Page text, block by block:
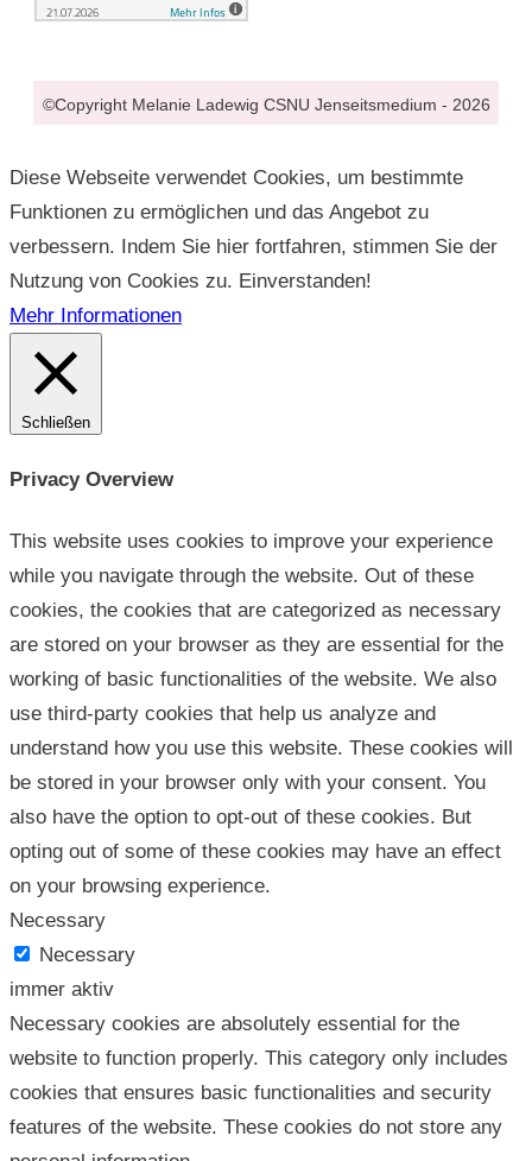
©Copyright Melanie Ladewig CSNU Jenseitsmedium - 2026
Diese Webseite verwendet Cookies, um bestimmte
Funktionen zu ermöglichen und das Angebot zu
verbessern. Indem Sie hier fortfahren, stimmen Sie der
Nutzung von Cookies zu. Einverstanden!
Mehr Informationen
Schließen
Privacy Overview
This website uses cookies to improve your experience
while you navigate through the website. Out of these
cookies, the cookies that are categorized as necessary
are stored on your browser as they are essential for the
working of basic functionalities of the website. We also
use third-party cookies that help us analyze and
understand how you use this website. These cookies will
be stored in your browser only with your consent. You
also have the option to opt-out of these cookies. But
opting out of some of these cookies may have an effect
on your browsing experience.
Necessary
Necessary
immer aktiv
Necessary cookies are absolutely essential for the
website to function properly. This category only includes
cookies that ensures basic functionalities and security
features of the website. These cookies do not store any